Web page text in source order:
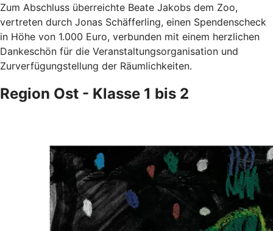
Zum Abschluss überreichte Beate Jakobs dem Zoo,
vertreten durch Jonas Schäfferling, einen Spendenscheck
in Höhe von 1.000 Euro, verbunden mit einem herzlichen
Dankeschön für die Veranstaltungsorganisation und
Zurverfügungstellung der Räumlichkeiten.
Region Ost - Klasse 1 bis 2